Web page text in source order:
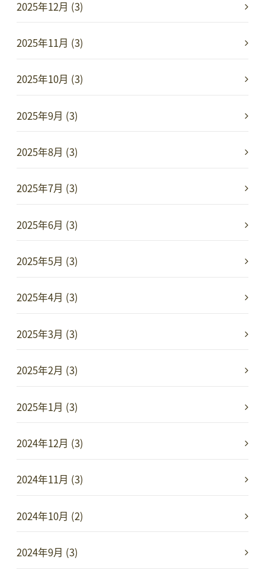
2025年12月 (3)
2025年11月 (3)
2025年10月 (3)
2025年9月 (3)
2025年8月 (3)
2025年7月 (3)
2025年6月 (3)
2025年5月 (3)
2025年4月 (3)
2025年3月 (3)
2025年2月 (3)
2025年1月 (3)
2024年12月 (3)
2024年11月 (3)
2024年10月 (2)
2024年9月 (3)